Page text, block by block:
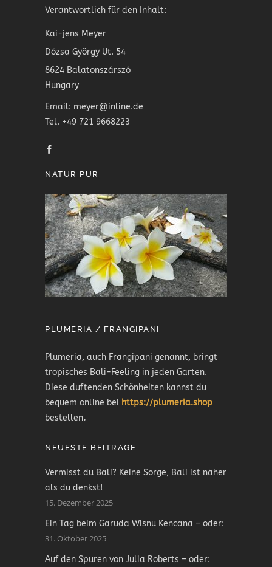
Verantwortlich für den Inhalt:
Kai-jens Meyer
Dózsa György Ut. 54
8624 Balatonszárszó
Hungary
Email: meyer@inline.de
Tel. +49 721 9668223
NATUR PUR
PLUMERIA / FRANGIPANI
Plumeria, auch Frangipani genannt, bringt
tropisches Bali-Feeling in jeden Garten.
Diese duftenden Schönheiten kannst du
bequem online bei https://plumeria.shop
bestellen.
NEUESTE BEITRÄGE
Vermisst du Bali? Keine Sorge, Bali ist näher
als du denkst!
15. Dezember 2025
Ein Tag beim Garuda Wisnu Kencana – oder:
31. Oktober 2025
Auf den Spuren von Julia Roberts – oder: